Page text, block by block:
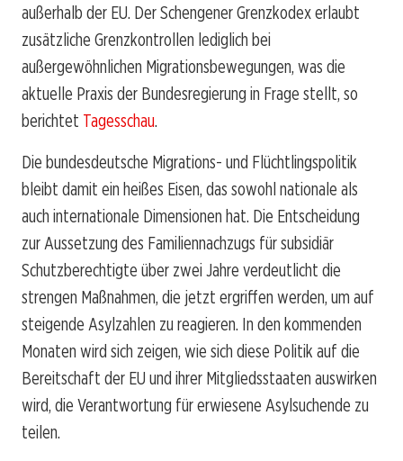
außerhalb der EU. Der Schengener Grenzkodex erlaubt
zusätzliche Grenzkontrollen lediglich bei
außergewöhnlichen Migrationsbewegungen, was die
aktuelle Praxis der Bundesregierung in Frage stellt, so
berichtet Tagesschau.
Die bundesdeutsche Migrations- und Flüchtlingspolitik
bleibt damit ein heißes Eisen, das sowohl nationale als
auch internationale Dimensionen hat. Die Entscheidung
zur Aussetzung des Familiennachzugs für subsidiär
Schutzberechtigte über zwei Jahre verdeutlicht die
strengen Maßnahmen, die jetzt ergriffen werden, um auf
steigende Asylzahlen zu reagieren. In den kommenden
Monaten wird sich zeigen, wie sich diese Politik auf die
Bereitschaft der EU und ihrer Mitgliedsstaaten auswirken
wird, die Verantwortung für erwiesene Asylsuchende zu
teilen.